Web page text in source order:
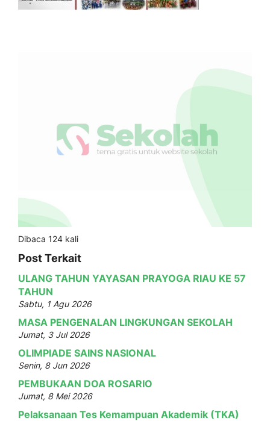
Dibaca 124 kali
Post Terkait
ULANG TAHUN YAYASAN PRAYOGA RIAU KE 57
TAHUN
Sabtu, 1 Agu 2026
MASA PENGENALAN LINGKUNGAN SEKOLAH
Jumat, 3 Jul 2026
OLIMPIADE SAINS NASIONAL
Senin, 8 Jun 2026
PEMBUKAAN DOA ROSARIO
Jumat, 8 Mei 2026
Pelaksanaan Tes Kemampuan Akademik (TKA)